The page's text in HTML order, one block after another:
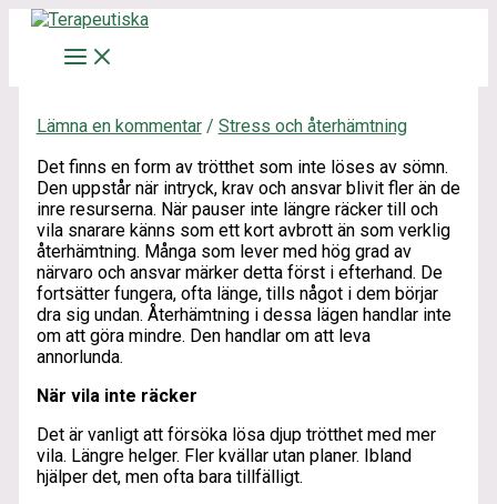
Hoppa
innehåll
Lämna en kommentar / Stress och återhämtning
Det finns en form av trötthet som inte löses av sömn.
Den uppstår när intryck, krav och ansvar blivit fler än de
inre resurserna. När pauser inte längre räcker till och
vila snarare känns som ett kort avbrott än som verklig
återhämtning. Många som lever med hög grad av
närvaro och ansvar märker detta först i efterhand. De
fortsätter fungera, ofta länge, tills något i dem börjar
dra sig undan. Återhämtning i dessa lägen handlar inte
om att göra mindre. Den handlar om att leva
annorlunda.
När vila inte räcker
Det är vanligt att försöka lösa djup trötthet med mer
vila. Längre helger. Fler kvällar utan planer. Ibland
hjälper det, men ofta bara tillfälligt.
Skriv
här..
Namn*
E-
post*
Webbplats